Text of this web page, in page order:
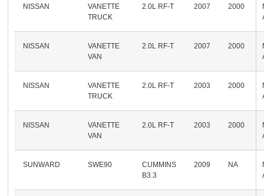
NISSAN
VANETTE
TRUCK
2.0L RF-T 2007 2000
NISSAN
VANETTE
VAN
2.0L RF-T 2007 2000
NISSAN
VANETTE
TRUCK
2.0L RF-T 2003 2000
NISSAN
VANETTE
VAN
2.0L RF-T 2003 2000
SUNWARD SWE90
CUMMINS
B3.3
2009 NA